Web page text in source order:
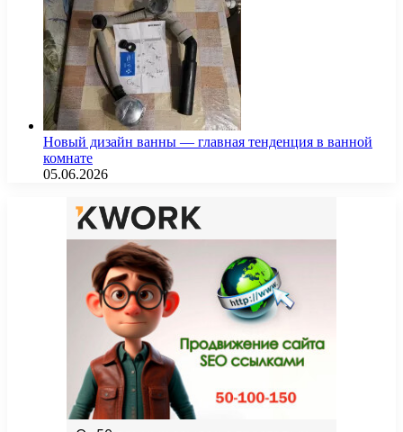
Новый дизайн ванны — главная тенденция в ванной
комнате
05.06.2026